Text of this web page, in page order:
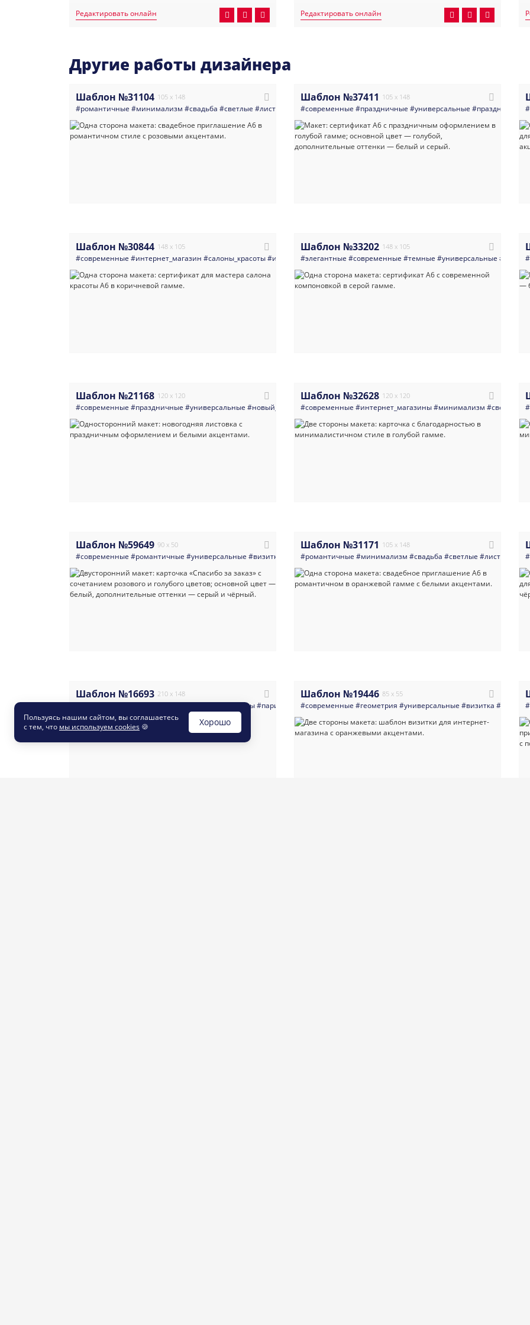
Редактировать онлайн Редактировать онлайн
Другие работы дизайнера
Шаблон №31104 105 x 148
#романтичные #минимализм #свадьба #светлые #листовка #пригласительные #приглашение#на_свадьбу#свадебное
Шаблон №37411 105 x 148
#современные #праздничные #универсальные #праздники
Шаблон №30844 148 x 105
#современные #интернет_магазин #салоны_красоты#интернет_магазины#минимализм#многоцелевые #магазин#листовка
Шаблон №33202 148 x 105
#элегантные #современные #темные #универсальные
Шаблон №21168 120 x 120
#современные #праздничные #универсальные #новый_год #открытка#многоцелевые #листовка #подарок
Шаблон №32628 120 x 120
#современные #интернет_магазины#минимализм #светлые
Шаблон №59649 90 x 50
#современные #романтичные #универсальные #визитка #салоны_красоты #минимализм #многоцелевые#отзыв
Шаблон №31171 105 x 148
#романтичные #минимализм #свадьба #светлые #листовка
Шаблон №16693 210 x 148
#современные#универсальные#салоны_красоты#парикмахеры#минимализм#многоцелевые#листовка #сертификат
Шаблон №19446 85 x 55
#современные #геометрия #универсальные #визитка
Пользуясь нашим сайтом, вы соглашаетесь
с тем, что мы используем cookies 🍪 Хорошо